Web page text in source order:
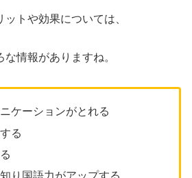
トや効果については、
情報がありますね。
ケーションがとれる
る
り国語力がアップする